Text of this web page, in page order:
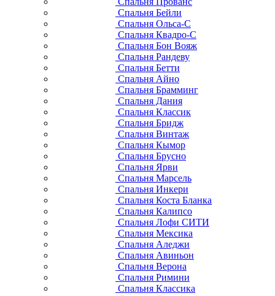
Спальня Бейли
Спальня Ольса-С
Спальня Квадро-С
Спальня Бон Вояж
Спальня Рандеву
Спальня Бетти
Спальня Айно
Спальня Брамминг
Спальня Дания
Спальня Классик
Спальня Бридж
Спальня Винтаж
Спальня Кымор
Спальня Брусно
Спальня Ярви
Спальня Марсель
Спальня Инкери
Спальня Коста Бланка
Спальня Калипсо
Спальня Лофи СИТИ
Спальня Мексика
Спальня Аледжи
Спальня Авиньон
Спальня Верона
Спальня Римини
Спальня Классика